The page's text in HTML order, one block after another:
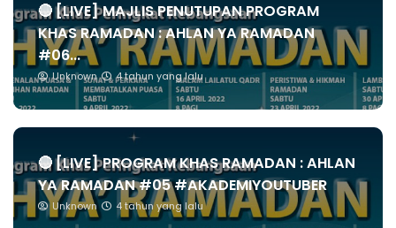
🔴 [LIVE] MAJLIS PENUTUPAN PROGRAM
KHAS RAMADAN : AHLAN YA RAMADAN
#06...
Unknown 4 tahun yang lalu
🔴 [LIVE] PROGRAM KHAS RAMADAN : AHLAN
YA RAMADAN #05 #AKADEMIYOUTUBER
Unknown 4 tahun yang lalu